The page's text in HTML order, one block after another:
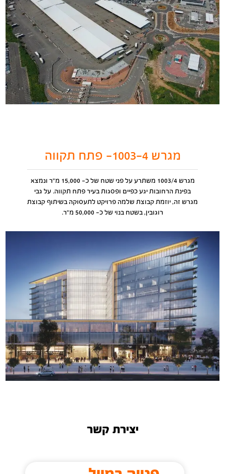
מגרש 1003-4- פתח תקווה
מגרש 1003/4 משתרע על פני שטח של כ- 15,000 מ"ר ונמצא
בפינת הרחובות יגע כפיים ופסגות בעיר פתח תקווה. על גבי
מגרש זה, יוזמת קבוצת שלמה פרויקט לתעסוקה בשיתוף קבוצת
רוגובין, בשטח בנוי של כ- 50,000 מ"ר.
יצירת קשר